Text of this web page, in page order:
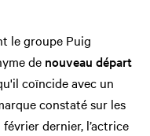
le groupe Puig
de nouveau départ
coïncide avec un
constaté sur les
dernier, l’actrice